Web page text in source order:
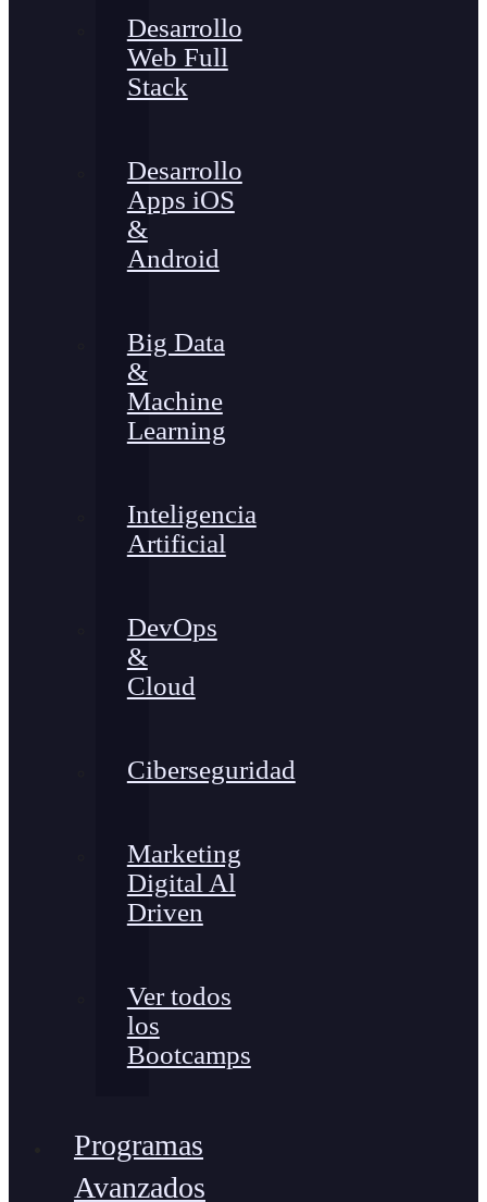
Desarrollo
Web Full
Stack
Desarrollo
Apps iOS
&
Android
Big Data
&
Machine
Learning
Inteligencia
Artificial
DevOps
&
Cloud
Ciberseguridad
Marketing
Digital Al
Driven
Ver todos
los
Bootcamps
Programas
Avanzados